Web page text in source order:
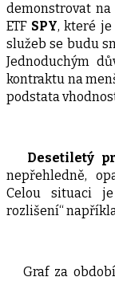
demonstrovat
ETF SPY, které je
služeb se budu
Jednoduchým
kontraktu na
podstata
Desetiletý
nepřehledně,
Celou situaci
rozlišení“
Graf za